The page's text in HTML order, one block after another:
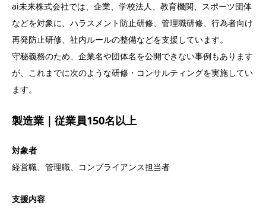
ai未来株式会社では、企業、学校法人、教育機関、スポーツ団体
などを対象に、ハラスメント防止研修、管理職研修、行為者向け
再発防止研修、社内ルールの整備などを支援しています。
守秘義務のため、企業名や団体名を公開できない事例もあります
が、これまでに次のような研修・コンサルティングを実施してい
ます。
製造業｜従業員150名以上
対象者
経営職、管理職、コンプライアンス担当者
支援内容